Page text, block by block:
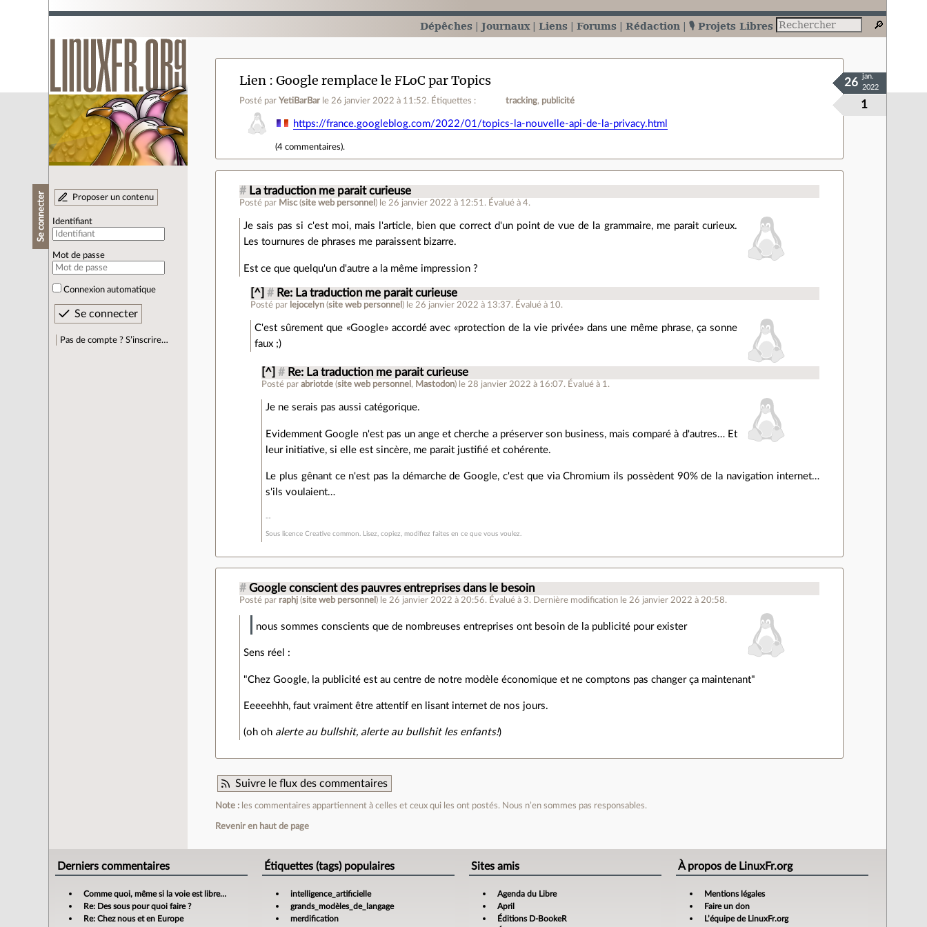
Dépêches Journaux Liens Forums Rédaction 🎙️ Projets Libres
Se connecter Proposer un contenu
Identifiant
Mot de passe
Connexion automatique
Pas de compte ? S’inscrire…
Lien Google remplace le FLoC par Topics
Posté parYetiBarBar le 26 janvier 2022 à 11:52. Étiquettes : tracking publicité 1
26
jan.
2022
https://france.googleblog.com/2022/01/topics-la-nouvelle-api-de-la-privacy.html
(4 commentaires).
# La traduction me parait curieuse
Posté par Misc(site web personnel ) le 26 janvier 2022 à 12:51 . Évalué à4.
Je sais pas si c'est moi, mais l'article, bien que correct d'un point de vue de la grammaire, me parait curieux.
Les tournures de phrases me paraissent bizarre.
Est ce que quelqu'un d'autre a la même impression ?
[^] # Re: La traduction me parait curieuse
Posté par lejocelyn (site web personnel ) le 26 janvier 2022 à 13:37. Évalué à 10.
C'est sûrement que «Google» accordé avec «protection de la vie privée» dans une même phrase, ça sonne
faux ;)
[^] # Re: La traduction me parait curieuse
Posté parabriotde (site web personnel , Mastodon) le 28 janvier 2022 à 16:07. Évalué à 1 .
Je ne serais pas aussi catégorique.
Evidemment Google n'est pas un ange et cherche a préserver son business, mais comparé à d'autres… Et
leur initiative, si elle est sincère, me parait justifié et cohérente.
Le plus gênant ce n'est pas la démarche de Google, c'est que via Chromium ils possèdent 90% de la navigation internet…
s'ils voulaient…
Sous licence Creative common. Lisez, copiez, modifiez faites en ce que vous voulez.
# Google conscient des pauvres entreprises dans le besoin
Posté par raphj (site web personnel ) le 26 janvier 2022 à 20:56. Évalué à 3. Dernière modification le 26 janvier 2022 à 20:58.
nous sommes conscients que de nombreuses entreprises ont besoin de la publicité pour exister
Sens réel :
"Chez Google, la publicité est au centre de notre modèle économique et ne comptons pas changer ça maintenant"
Eeeeehhh, faut vraiment être attentif en lisant internet de nos jours.
(oh oh alerte au bullshit, alerte au bullshit les enfants!)
Suivre le flux des commentaires
Note : les commentaires appartiennent à celles et ceux qui les ont postés. Nous n’en sommes pas responsables.
Revenir en haut de page
Derniers commentaires
Comme quoi, même si la voie est libre…
Re: Des sous pour quoi faire ?
Re: Chez nous et en Europe
Étiquettes (tags) populaires
intelligence_artificielle
grands_modèles_de_langage
merdification
Sites amis
Agenda du Libre
April
Éditions D-BookeR
À propos de LinuxFr.org
Mentions légales
Faire un don
L’équipe de LinuxFr.org